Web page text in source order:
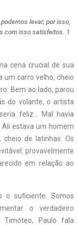
levar; por isso,
com isso satisfeitos. 1
cena crucial de sua
um carro velho, cheio
Bem ao lado, parou
do volante, o artista
feliz… Mal havia
estava um homem
cheio de latinhas. Os
provavelmente
em relação ao
o suficiente. Somos
o verdadeiro
Paulo fala